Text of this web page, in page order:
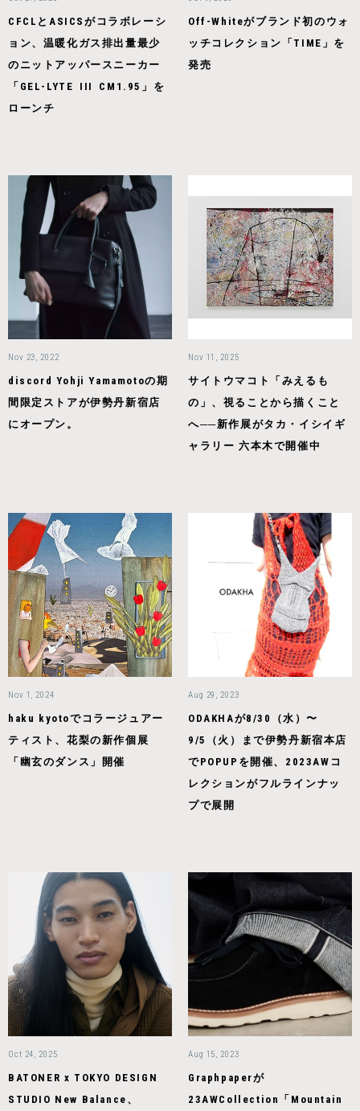
CFCLとASICSがコラボレーシ
ョン、温暖化ガス排出量最少
のニットアッパースニーカー
「GEL-LYTE III CM1.95」を
ローンチ
Off-Whiteがブランド初のウォ
ッチコレクション「TIME」を
発売
Nov 23, 2022
discord Yohji Yamamotoの期
間限定ストアが伊勢丹新宿店
にオープン。
Nov 11, 2025
サイトウマコト「みえるも
の」、視ることから描くこと
へ──新作展がタカ・イシイギ
ャラリー 六本木で開催中
Nov 1, 2024
haku kyotoでコラージュアー
ティスト、花梨の新作個展
「幽玄のダンス」開催
Aug 29, 2023
ODAKHAが8/30（水）〜
9/5（火）まで伊勢丹新宿本店
でPOPUPを開催、2023AWコ
レクションがフルラインナッ
プで展開
Oct 24, 2025
BATONER x TOKYO DESIGN
STUDIO New Balance、
Aug 15, 2023
Graphpaperが
23AWCollection「Mountain